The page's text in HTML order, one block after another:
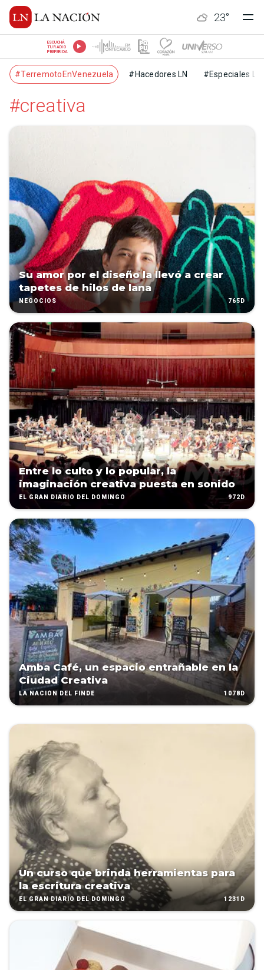
23°
ESCUCHÁ
TU RADIO
PREFERIDA
#TerremotoEnVenezuela #Hacedores LN #Especiales LN
#creativa
Su amor por el diseño la llevó a crear
tapetes de hilos de lana
NEGOCIOS 765D
Entre lo culto y lo popular, la
imaginación creativa puesta en sonido
EL GRAN DIARIO DEL DOMINGO 972D
Amba Café, un espacio entrañable en la
Ciudad Creativa
LA NACIÓN DEL FINDE 1078D
Un curso que brinda herramientas para
la escritura creativa
EL GRAN DIARIO DEL DOMINGO 1231D